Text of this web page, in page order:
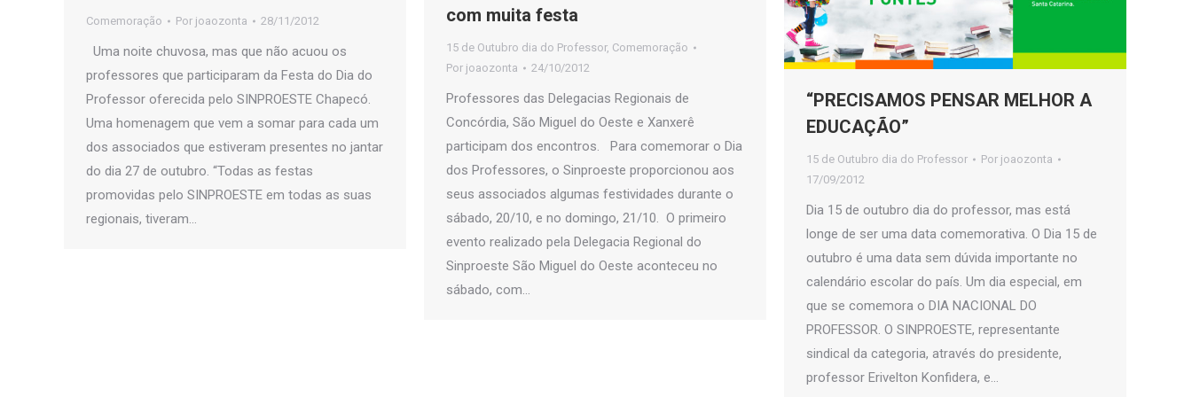
Comemoração Por joaozonta 28/11/2012
Uma noite chuvosa, mas que não acuou os
professores que participaram da Festa do Dia do
Professor oferecida pelo SINPROESTE Chapecó.
Uma homenagem que vem a somar para cada um
dos associados que estiveram presentes no jantar
do dia 27 de outubro. “Todas as festas
promovidas pelo SINPROESTE em todas as suas
regionais, tiveram…
com muita festa
15 de Outubro dia do Professor, Comemoração
Por joaozonta 24/10/2012
Professores das Delegacias Regionais de
Concórdia, São Miguel do Oeste e Xanxerê
participam dos encontros. Para comemorar o Dia
dos Professores, o Sinproeste proporcionou aos
seus associados algumas festividades durante o
sábado, 20/10, e no domingo, 21/10. O primeiro
evento realizado pela Delegacia Regional do
Sinproeste São Miguel do Oeste aconteceu no
sábado, com…
“PRECISAMOS PENSAR MELHOR A
EDUCAÇÃO”
15 de Outubro dia do Professor Por joaozonta
17/09/2012
Dia 15 de outubro dia do professor, mas está
longe de ser uma data comemorativa. O Dia 15 de
outubro é uma data sem dúvida importante no
calendário escolar do país. Um dia especial, em
que se comemora o DIA NACIONAL DO
PROFESSOR. O SINPROESTE, representante
sindical da categoria, através do presidente,
professor Erivelton Konfidera, e…